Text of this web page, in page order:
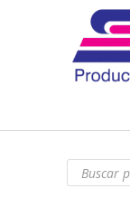
Búsqueda
productos